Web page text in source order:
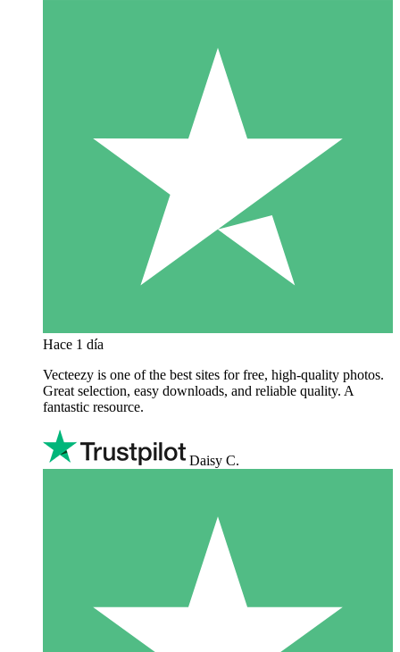
Hace 1 día
Vecteezy is one of the best sites for free, high‑quality photos.
Great selection, easy downloads, and reliable quality. A
fantastic resource.
Daisy C.